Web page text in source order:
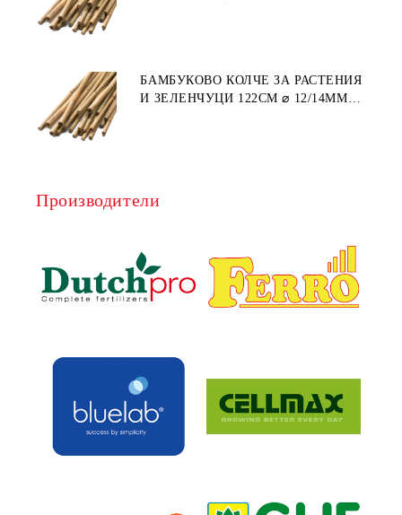
БАМБУКОВО КОЛЧЕ ЗА РАСТЕНИЯ
И ЗЕЛЕНЧУЦИ 122СМ ⌀ 12/14ММ
Производители